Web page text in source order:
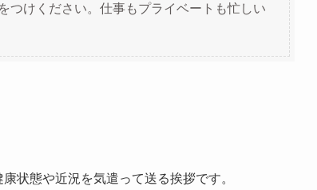
つけください。仕事もプライベートも忙しい
状態や近況を気遣って送る挨拶です。